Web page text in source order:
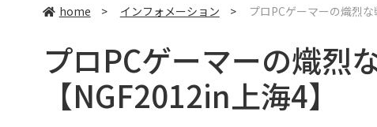
home > インフォメーション > プロPCゲーマーの熾烈
プロPCゲーマーの熾烈
【NGF2012in上海4】